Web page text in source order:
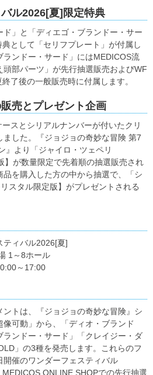
ル2026[夏]限定特典
ド」と「ディエゴ・ブランドー・サー
として「セリフプレート」が付属し
ランドー・サード」にはMEDICOS流
部パーツ」が先行抽選販売およびWF
了後の一般販売時に付属します。
売とプレゼント企画
スとシリアルナンバーが付いたクリ
ました。『ジョジョの奇妙な冒険 第7
』より「ジャイロ・ツェペリ
】が数量限定で先着順の抽選販売され
品を購入した方の中から抽選で、「シ
スタル限定版】がプレゼントされる
ティバル2026[夏]
1～8ホール
～17:00
ントは、『ジョジョの奇妙な冒険』シ
像可動」から、「ディオ・ブランド
ンドー・サード」「クレイジー・ダ
」の3種を発売します。これらのフ
開催のワンダーフェスティバル
ONLINE SHOPでの先行抽選